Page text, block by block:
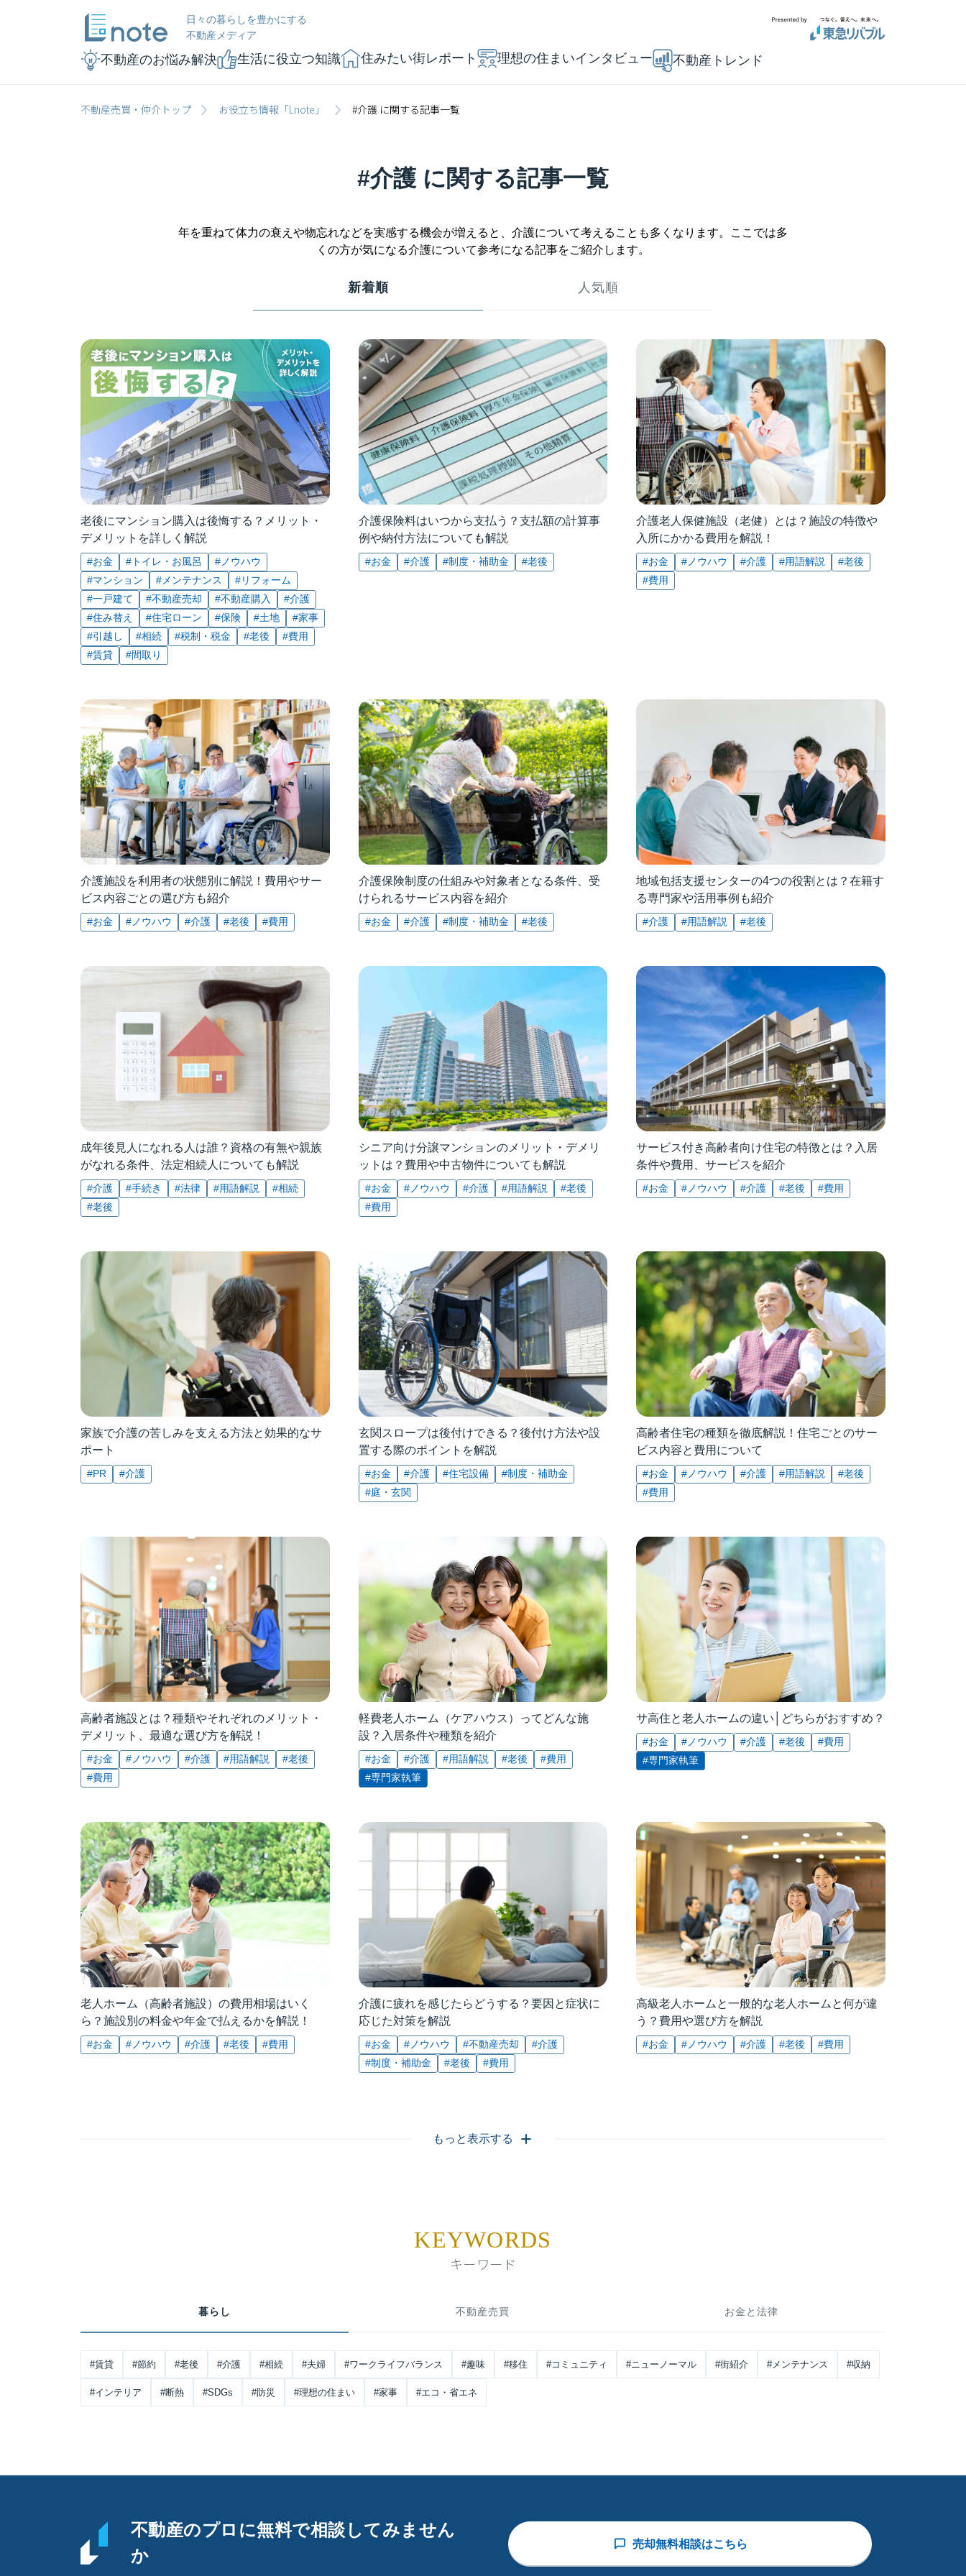
日々の暮らしを豊かにする
不動産メディア
不動産のお悩み解決 生活に役立つ知識 住みたい街レポート 理想の住まいインタビュー 不動産トレンド
不動産売買・仲介トップ お役立ち情報「Lnote」 #介護 に関する記事一覧
#介護 に関する記事一覧
年を重ねて体力の衰えや物忘れなどを実感する機会が増えると、介護について考えることも多くなります。ここでは多
くの方が気になる介護について参考になる記事をご紹介します。
新着順 人気順
老後にマンション購入は後悔する？メリット・
デメリットを詳しく解説
#お金 #トイレ・お風呂
#ノウハウ
#マンション
#メンテナンス
#リフォーム
#一戸建て
#不動産売却 #不動産購入
#介護
#住み替え
#住宅ローン #保険 #土地
#家事
#引越し
#相続 #税制・税金 #老後
#費用
#賃貸
#間取り
介護保険料はいつから支払う？支払額の計算事
例や納付方法についても解説
#お金 #介護 #制度・補助金 #老後
介護老人保健施設（老健）とは？施設の特徴や
入所にかかる費用を解説！
#お金 #ノウハウ #介護 #用語解説
#老後
#費用
介護施設を利用者の状態別に解説！費用やサー
ビス内容ごとの選び方も紹介
#お金 #ノウハウ #介護 #老後 #費用
介護保険制度の仕組みや対象者となる条件、受
けられるサービス内容を紹介
#お金 #介護 #制度・補助金 #老後
地域包括支援センターの4つの役割とは？在籍す
る専門家や活用事例も紹介
#介護 #用語解説 #老後
成年後見人になれる人は誰？資格の有無や親族
がなれる条件、法定相続人についても解説
#介護 #手続き #法律 #用語解説
#相続
#老後
シニア向け分譲マンションのメリット・デメリ
ットは？費用や中古物件についても解説
#お金 #ノウハウ #介護 #用語解説
#老後
#費用
サービス付き高齢者向け住宅の特徴とは？入居
条件や費用、サービスを紹介
#お金 #ノウハウ #介護 #老後 #費用
家族で介護の苦しみを支える方法と効果的なサ
ポート
#PR #介護
玄関スロープは後付けできる？後付け方法や設
置する際のポイントを解説
#お金 #介護 #住宅設備
#制度・補助金
#庭・玄関
高齢者住宅の種類を徹底解説！住宅ごとのサー
ビス内容と費用について
#お金 #ノウハウ #介護 #用語解説
#老後
#費用
高齢者施設とは？種類やそれぞれのメリット・
デメリット、最適な選び方を解説！
#お金 #ノウハウ #介護 #用語解説
#老後
#費用
軽費老人ホーム（ケアハウス）ってどんな施
設？入居条件や種類を紹介
#お金 #介護 #用語解説 #老後
#費用
#専門家執筆
サ高住と老人ホームの違い│どちらがおすすめ？
#お金 #ノウハウ #介護 #老後
#費用
#専門家執筆
老人ホーム（高齢者施設）の費用相場はいく
ら？施設別の料金や年金で払えるかを解説！
#お金 #ノウハウ #介護 #老後 #費用
介護に疲れを感じたらどうする？要因と症状に
応じた対策を解説
#お金 #ノウハウ #不動産売却
#介護
#制度・補助金
#老後 #費用
高級老人ホームと一般的な老人ホームと何が違
う？費用や選び方を解説
#お金 #ノウハウ #介護 #老後 #費用
もっと表示する
KEYWORDS
キーワード
暮らし 不動産売買 お金と法律
#賃貸 #節約 #老後 #介護 #相続 #夫婦 #ワークライフバランス #趣味 #移住 #コミュニティ #ニューノーマル #街紹介 #メンテナンス #収納
#インテリア #断熱 #SDGs #防災 #理想の住まい #家事 #エコ・省エネ
不動産のプロに無料で相談してみません
か
売却無料相談はこちら